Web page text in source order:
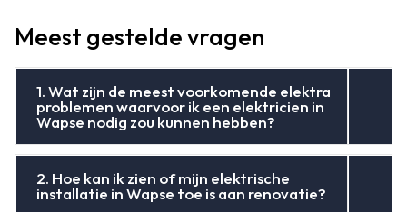
Meest gestelde vragen
1. Wat zijn de meest voorkomende elektra
problemen waarvoor ik een elektricien in
Wapse nodig zou kunnen hebben?
2. Hoe kan ik zien of mijn elektrische
installatie in Wapse toe is aan renovatie?